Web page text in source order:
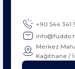
+90 544 341
Merkez
Kağıthane /